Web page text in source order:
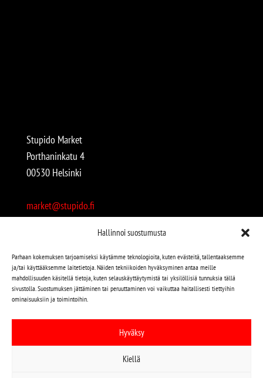
Hallinnoi suostumusta
Parhaan kokemuksen tarjoamiseksi käytämme teknologioita, kuten evästeitä, tallentaaksemme
ja/tai käyttääksemme laitetietoja. Näiden tekniikoiden hyväksyminen antaa meille
mahdollisuuden käsitellä tietoja, kuten selauskäyttäytymistä tai yksilöllisiä tunnuksia tällä
sivustolla. Suostumuksen jättäminen tai peruuttaminen voi vaikuttaa haitallisesti tiettyihin
ominaisuuksiin ja toimintoihin.
Hyväksy
Kiellä
Stupido Market
Porthaninkatu 4
00530 Helsinki
market@stupido.fi
Avoinna:
arkisin 12-18
lauantaisin 12-17
Stupido löytyy myös kivijalasta!
Stupido Marketista löydät niin uudet kuin käytetytkin
levyt, vaatteet, kirjat, korut jne jne…